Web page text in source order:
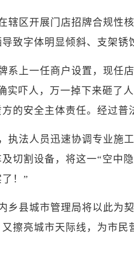
辖区开展门店招牌合规性
致字体明显倾斜、支架
系上一任商户设置，现任
实吓人，万一掉下来砸了
的安全主体责任。经过
执法人员迅速协调专业施
切割设备，将这一“空中
了！”
乡县城市管理局将以此为
擦亮城市天际线，为市